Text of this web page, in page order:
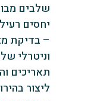
שלבים
יחסים
– בדיקת
וניטרלי
תאריכים
ליצור